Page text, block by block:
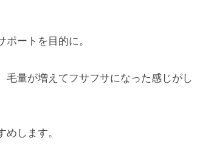
ートを目的に。
量が増えてフサフサになった感じがし
します。